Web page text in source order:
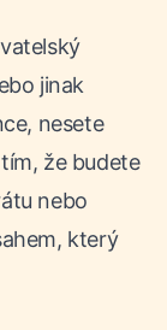
jinak
nesete
že budete
nebo
který